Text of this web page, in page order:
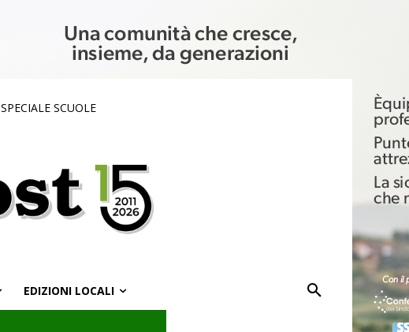
SPECIALE SCUOLE
EDIZIONI LOCALI